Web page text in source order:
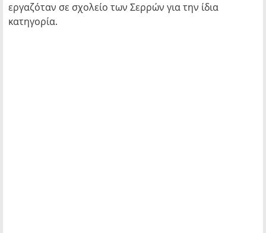
εργαζόταν σε σχολείο των Σερρών για την ίδια
κατηγορία.